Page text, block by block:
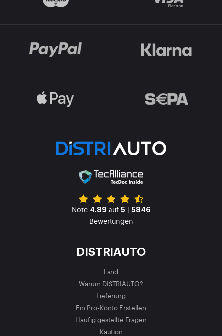
Note 4.89 auf 5 | 5846
Bewertungen
DISTRIAUTO
Land
Warum DISTRIAUTO?
Lieferung
Ein Pro-Konto Erstellen
Häufig gestellte Fragen
Kaution